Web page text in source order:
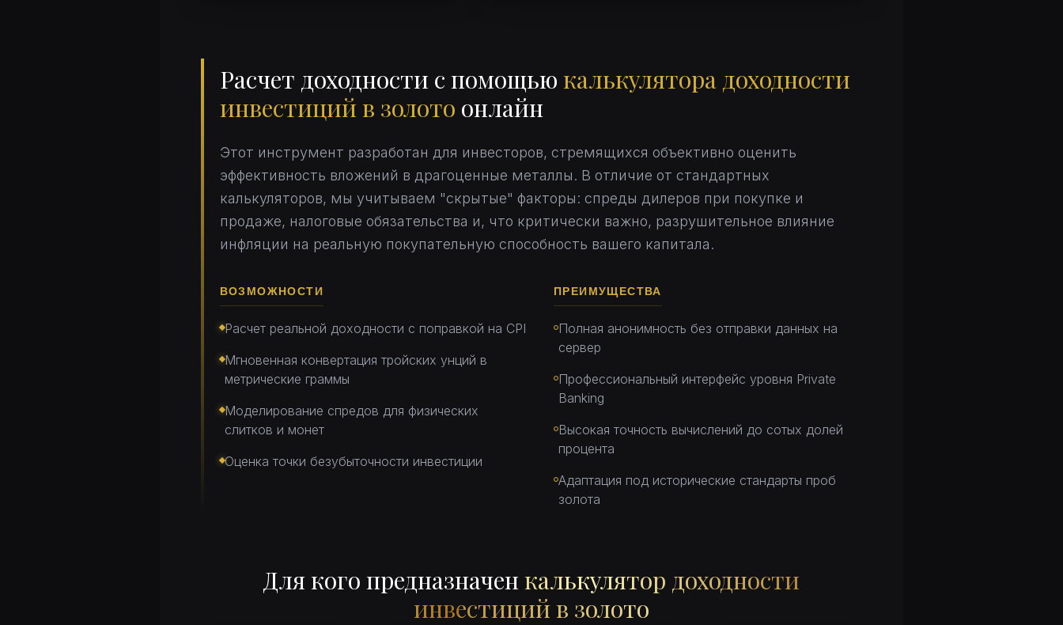
Расчет доходности с помощью калькулятора доходности
инвестиций в золото онлайн
Этот инструмент разработан для инвесторов, стремящихся объективно оценить
эффективность вложений в драгоценные металлы. В отличие от стандартных
калькуляторов, мы учитываем "скрытые" факторы: спреды дилеров при покупке и
продаже, налоговые обязательства и, что критически важно, разрушительное влияние
инфляции на реальную покупательную способность вашего капитала.
ВОЗМОЖНОСТИ
Расчет реальной доходности с поправкой на CPI
Мгновенная конвертация тройских унций в
метрические граммы
Моделирование спредов для физических
слитков и монет
Оценка точки безубыточности инвестиции
ПРЕИМУЩЕСТВА
Полная анонимность без отправки данных на
сервер
Профессиональный интерфейс уровня Private
Banking
Высокая точность вычислений до сотых долей
процента
Адаптация под исторические стандарты проб
золота
Для кого предназначенкалькулятор доходности
инвестиций в золото